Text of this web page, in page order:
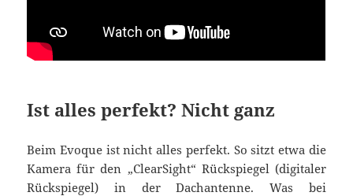
Ist alles perfekt? Nicht ganz
Beim Evoque ist nicht alles perfekt. So sitzt etwa die
Kamera für den „ClearSight“ Rückspiegel (digitaler
Rückspiegel) in der Dachantenne. Was bei